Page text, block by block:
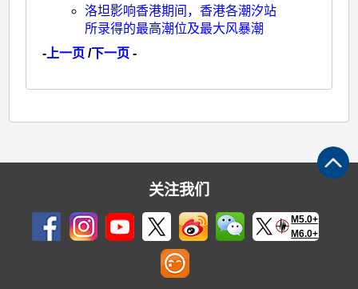
洛坦影响香港期间，香港各潮汐站
所录得的最高潮位及最大风暴潮
-上一页 / 下一页 -
关注我们
M5.0+
M6.0+